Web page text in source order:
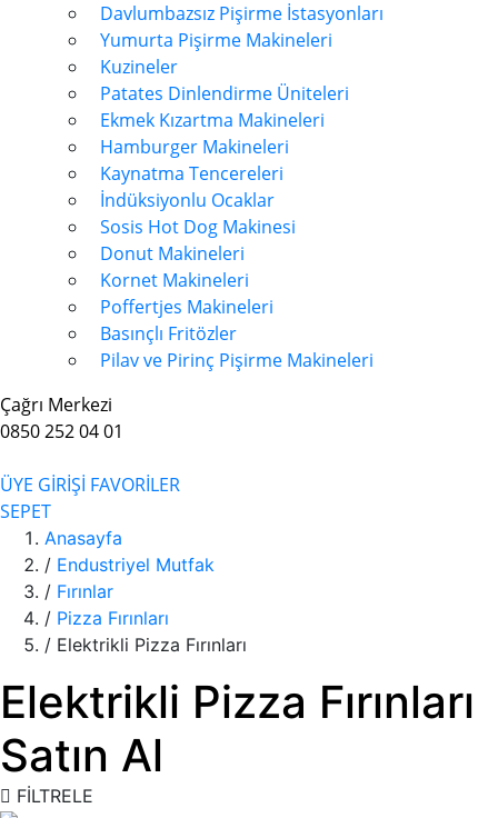
Davlumbazsız Pişirme İstasyonları
Yumurta Pişirme Makineleri
Kuzineler
Patates Dinlendirme Üniteleri
Ekmek Kızartma Makineleri
Hamburger Makineleri
Kaynatma Tencereleri
İndüksiyonlu Ocaklar
Sosis Hot Dog Makinesi
Donut Makineleri
Kornet Makineleri
Poffertjes Makineleri
Basınçlı Fritözler
Pilav ve Pirinç Pişirme Makineleri
Çağrı Merkezi
0850 252 04 01
ÜYE GİRİŞİ FAVORİLER
SEPET
Anasayfa
/ Endustriyel Mutfak
/ Fırınlar
/ Pizza Fırınları
/ Elektrikli Pizza Fırınları
Elektrikli Pizza Fırınları
Satın Al
FİLTRELE